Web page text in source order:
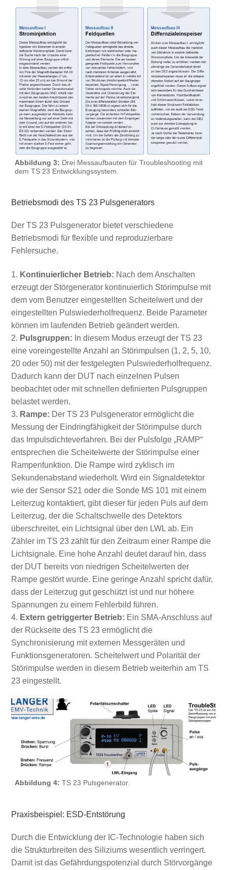
Abbildung 3: Drei Messaufbauten für Troubleshooting mit
dem TS 23 Entwicklungssystem.
Betriebsmodi des TS 23 Pulsgenerators
Der TS 23 Pulsgenerator bietet verschiedene
Betriebsmodi für flexible und reproduzierbare
Fehlersuche.
Kontinuierlicher Betrieb: Nach dem Anschalten
erzeugt der Störgenerator kontinuierlich Störimpulse mit
dem vom Benutzer eingestellten Scheitelwert und der
eingestellten Pulswiederholfrequenz. Beide Parameter
können im laufenden Betrieb geändert werden.
Pulsgruppen: In diesem Modus erzeugt der TS 23
eine voreingestellte Anzahl an Störimpulsen (1, 2, 5, 10,
20 oder 50) mit der festgelegten Pulswiederholfrequenz.
Dadurch kann der DUT nach einzelnen Pulsen
beobachtet oder mit schnellen definierten Pulsgruppen
belastet werden.
Rampe: Der TS 23 Pulsgenerator ermöglicht die
Messung der Eindringfähigkeit der Störimpulse durch
das Impulsdichteverfahren. Bei der Pulsfolge „RAMP“
entsprechen die Scheitelwerte der Störimpulse einer
Rampenfunktion. Die Rampe wird zyklisch im
Sekundenabstand wiederholt. Wird ein Signaldetektor
wie der Sensor S21 oder die Sonde MS 101 mit einem
Leiterzug kontaktiert, gibt dieser für jeden Puls auf dem
Leiterzug, der die Schaltschwelle des Detektors
überschreitet, ein Lichtsignal über den LWL ab. Ein
Zähler im TS 23 zählt für den Zeitraum einer Rampe die
Lichtsignale. Eine hohe Anzahl deutet darauf hin, dass
der DUT bereits von niedrigen Scheitelwerten der
Rampe gestört wurde. Eine geringe Anzahl spricht dafür,
dass der Leiterzug gut geschützt ist und nur höhere
Spannungen zu einem Fehlerbild führen.
Extern getriggerter Betrieb: Ein SMA-Anschluss auf
der Rückseite des TS 23 ermöglicht die
Synchronisierung mit externen Messgeräten und
Funktionsgeneratoren. Scheitelwert und Polarität der
Störimpulse werden in diesem Betrieb weiterhin am TS
23 eingestellt.
Abbildung 4: TS 23 Pulsgenerator.
Praxisbeispiel: ESD-Entstörung
Durch die Entwicklung der IC-Technologie haben sich
die Strukturbreiten des Siliziums wesentlich verringert.
Damit ist das Gefährdungspotenzial durch Störvorgänge